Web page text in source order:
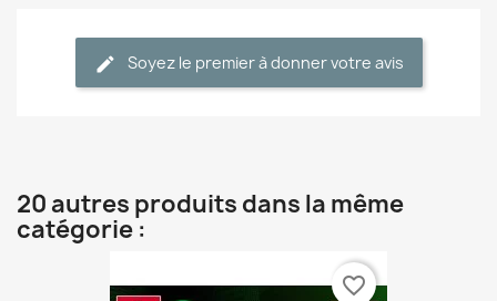
Soyez le premier à donner votre avis
20 autres produits dans la même
catégorie :
favorite_border